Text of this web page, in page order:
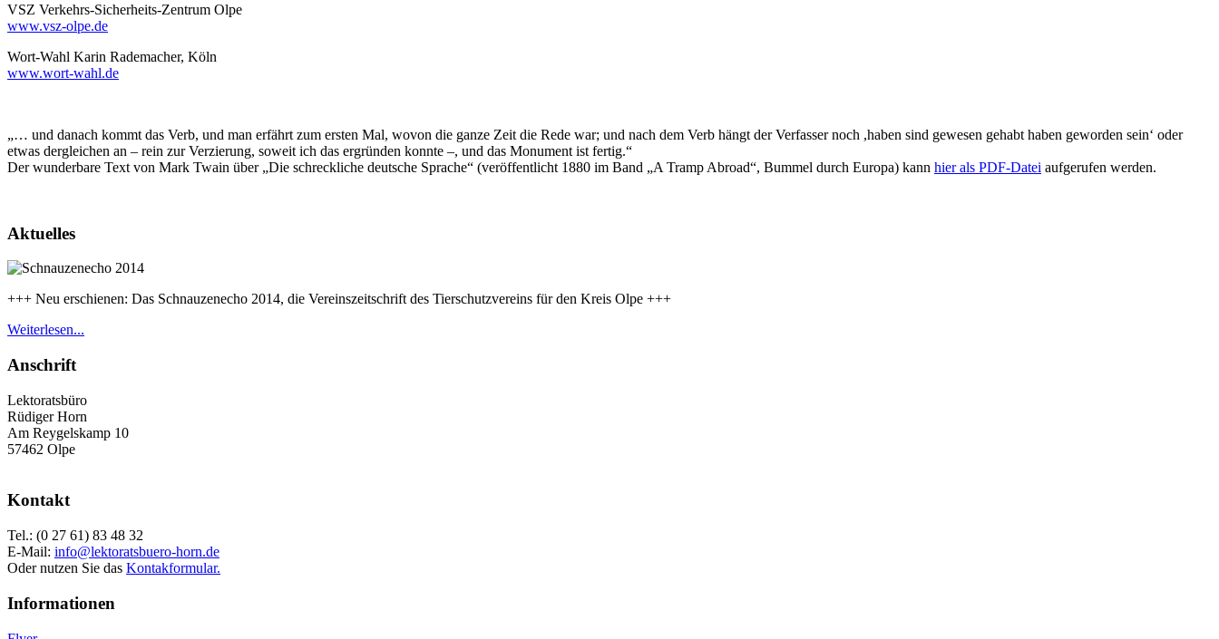
VSZ Verkehrs-Sicherheits-Zentrum Olpe
www.vsz-olpe.de
Wort-Wahl Karin Rademacher, Köln
www.wort-wahl.de
„… und danach kommt das Verb, und man erfährt zum ersten Mal, wovon die ganze Zeit die Rede war; und nach dem Verb hängt der Verfasser noch ,haben sind gewesen gehabt haben geworden sein‘ oder
etwas dergleichen an – rein zur Verzierung, soweit ich das ergründen konnte –, und das Monument ist fertig.“
Der wunderbare Text von Mark Twain über „Die schreckliche deutsche Sprache“ (veröffentlicht 1880 im Band „A Tramp Abroad“, Bummel durch Europa) kann hier als PDF-Datei aufgerufen werden.
Aktuelles
+++ Neu erschienen: Das Schnauzenecho 2014, die Vereinszeitschrift des Tierschutzvereins für den Kreis Olpe +++
Weiterlesen...
Anschrift
Lektoratsbüro
Rüdiger Horn
Am Reygelskamp 10
57462 Olpe
Kontakt
Tel.: (0 27 61) 83 48 32
E-Mail: info@lektoratsbuero-horn.de
Oder nutzen Sie das Kontakformular.
Informationen